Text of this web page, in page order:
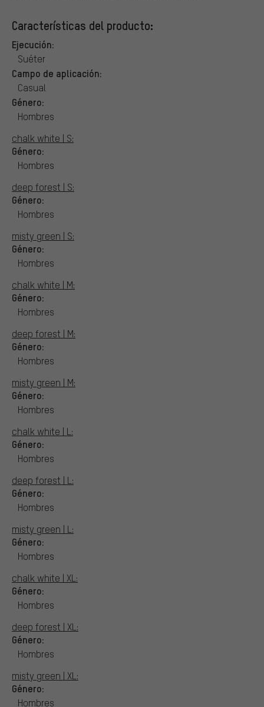
Características del producto:
Ejecución:
Suéter
Campo de aplicación:
Casual
Género:
Hombres
chalk white | S:
Género:
Hombres
deep forest | S:
Género:
Hombres
misty green | S:
Género:
Hombres
chalk white | M:
Género:
Hombres
deep forest | M:
Género:
Hombres
misty green | M:
Género:
Hombres
chalk white | L:
Género:
Hombres
deep forest | L:
Género:
Hombres
misty green | L:
Género:
Hombres
chalk white | XL:
Género:
Hombres
deep forest | XL:
Género:
Hombres
misty green | XL:
Género:
Hombres